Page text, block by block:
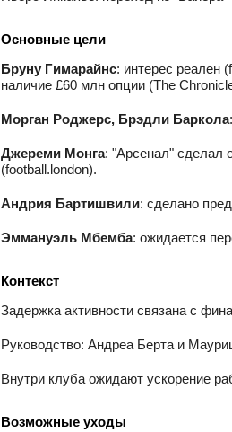
Основные цели
Бруну Гимарайнс: интерес реален
наличие £60 млн опции (The
Морган Роджерс, Брэдли Баркола
Джереми Монга: "Арсенал" сделал
(football.london).
Андрия Бартишвили: сделано
Эммануэль Мбемба: ожидается
Контекст
Задержка активности связана с
Руководство: Андреа Берта и
Внутри клуба ожидают ускорение
Возможные уходы